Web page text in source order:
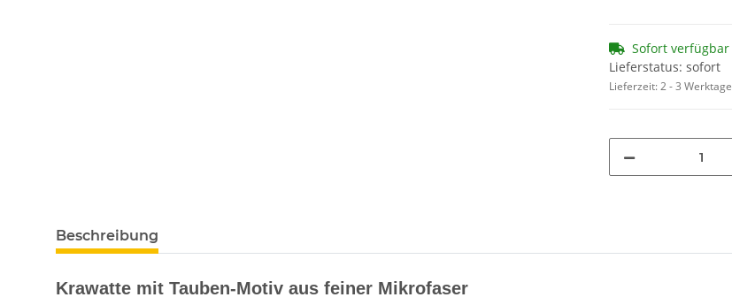
Sofort verfügbar
Lieferstatus: sofort
Lieferzeit:2 - 3 Werktage
Beschreibung
Krawatte mit Tauben-Motiv aus feiner Mikrofaser